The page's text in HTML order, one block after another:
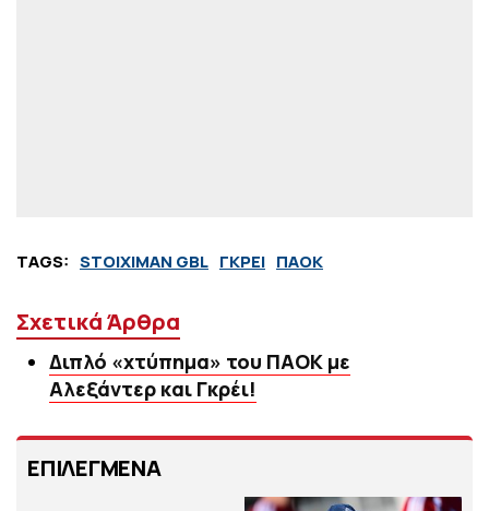
TAGS: STOIXIMAN GBL ΓΚΡΕΙ ΠΑΟΚ
Σχετικά Άρθρα
Διπλό «χτύπημα» του ΠΑΟΚ με
Αλεξάντερ και Γκρέι!
ΕΠΙΛΕΓΜΕΝΑ